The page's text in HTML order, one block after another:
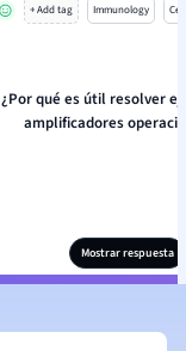
+ Add tag Immunology
¿Por qué es útil resolver
amplificadores
Mostrar respuesta